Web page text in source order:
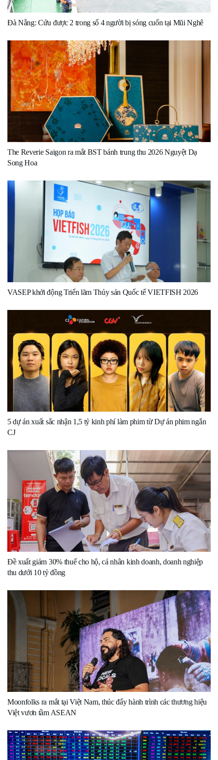
Đà Nẵng: Cứu được 2 trong số 4 người bị sóng cuốn tại Mũi Nghê
The Reverie Saigon ra mắt BST bánh trung thu 2026 Nguyệt Dạ
Song Hoa
VASEP khởi động Triển lãm Thủy sản Quốc tế VIETFISH 2026
5 dự án xuất sắc nhận 1,5 tỷ kinh phí làm phim từ Dự án phim ngắn
CJ
Đề xuất giảm 30% thuế cho hộ, cá nhân kinh doanh, doanh nghiệp
thu dưới 10 tỷ đồng
Moonfolks ra mắt tại Việt Nam, thúc đẩy hành trình các thương hiệu
Việt vươn tầm ASEAN